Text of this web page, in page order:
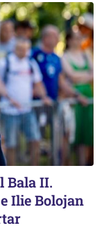
Bala II.
Ilie Bolojan